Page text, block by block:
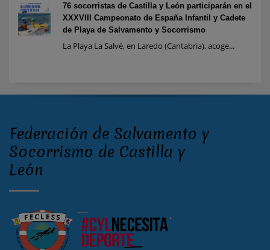
76 socorristas de Castilla y León participarán en el
XXXVIII Campeonato de España Infantil y Cadete
de Playa de Salvamento y Socorrismo
La Playa La Salvé, en Laredo (Cantabria), acoge...
Federación de Salvamento y
Socorrismo de Castilla y
León